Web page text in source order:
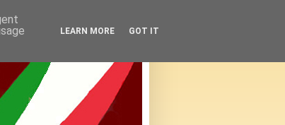
LEARN MORE GOT IT